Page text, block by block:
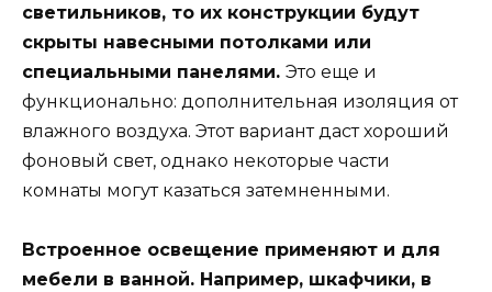
светильников, то их конструкции будут
скрыты навесными потолками или
специальными панелями. Это еще и
функционально: дополнительная изоляция от
влажного воздуха. Этот вариант даст хороший
фоновый свет, однако некоторые части
комнаты могут казаться затемненными.
Встроенное освещение применяют и для
мебели в ванной. Например, шкафчики, в